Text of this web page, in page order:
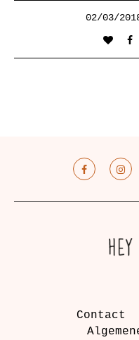
02/03/
Contact